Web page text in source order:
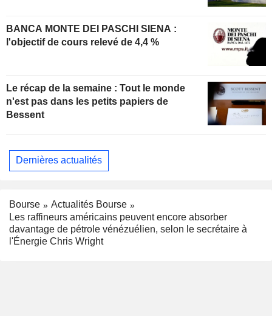
BANCA MONTE DEI PASCHI SIENA :
l'objectif de cours relevé de 4,4 %
Le récap de la semaine : Tout le monde
n'est pas dans les petits papiers de
Bessent
Dernières actualités
Bourse
Actualités Bourse
Les raffineurs américains peuvent encore absorber
davantage de pétrole vénézuélien, selon le secrétaire à
l'Énergie Chris Wright